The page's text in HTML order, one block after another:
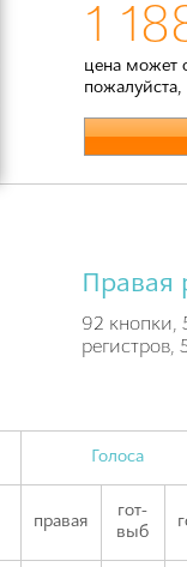
1
цена может
пожалуйста,
Правая
92 кнопки,
регистров,
Голоса
правая
гот-
выб